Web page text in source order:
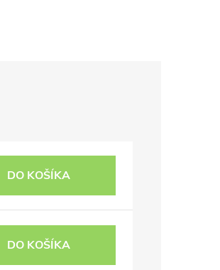
DO KOŠÍKA
DO KOŠÍKA